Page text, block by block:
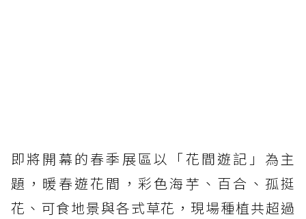
即將開幕的春季展區以「花間遊記」為主
題，暖春遊花間，彩色海芋、百合、孤挺
花、可食地景與各式草花，現場種植共超過